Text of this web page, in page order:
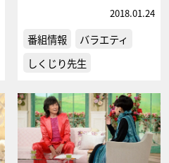
2018.01.24
番組情報
バラエティ
しくじり先生